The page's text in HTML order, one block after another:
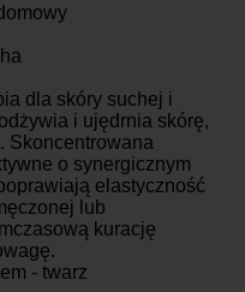
dla skóry suchej i
i ujędrnia skórę,
Skoncentrowana
o synergicznym
elastyczność
lub
kurację
- twarz